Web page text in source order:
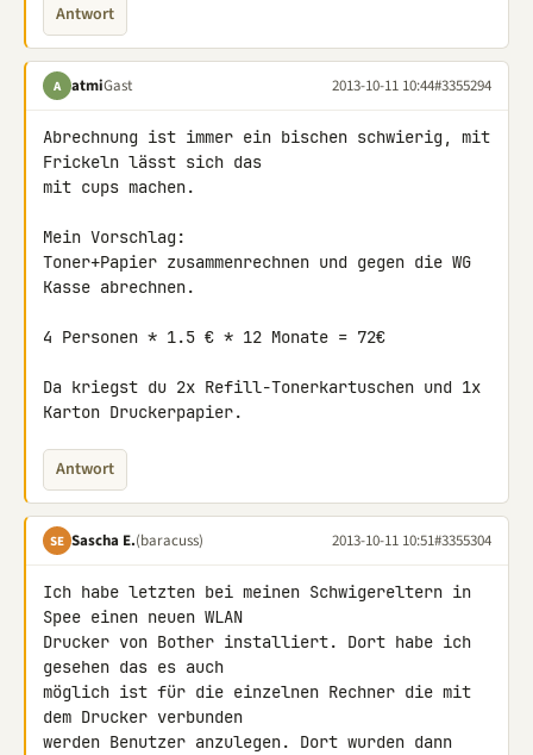
Antwort
A atmiGast 2013-10-11 10:44#3355294
Abrechnung ist immer ein bischen schwierig, mit
Frickeln lässt sich das
mit cups machen.
Mein Vorschlag:
Toner+Papier zusammenrechnen und gegen die WG
Kasse abrechnen.
4 Personen * 1.5 € * 12 Monate = 72€
Da kriegst du 2x Refill-Tonerkartuschen und 1x
Karton Druckerpapier.
Antwort
SE Sascha E.(baracuss) 2013-10-11 10:51#3355304
Ich habe letzten bei meinen Schwigereltern in
Spee einen neuen WLAN
Drucker von Bother installiert. Dort habe ich
gesehen das es auch
möglich ist für die einzelnen Rechner die mit
dem Drucker verbunden
werden Benutzer anzulegen. Dort wurden dann